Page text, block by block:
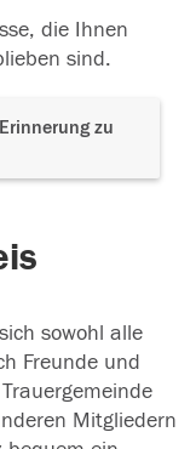
die Ihnen
sind.
zu
sowohl alle
Freunde und
Mitgliedern